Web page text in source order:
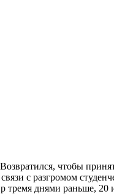
чтобы
с разгромом
тремя днями раньше, 20